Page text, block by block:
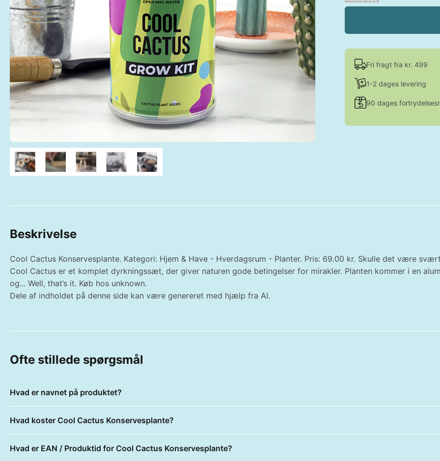
Fri fragt fra kr. 499
1-2 dages levering
90 dages
Beskrivelse
Cool Cactus Konservesplante. Kategori: Hjem & Have - Hverdagsrum - Planter. Pris: 69.00 kr. Skulle det være
Cool Cactus er et komplet dyrkningssæt, der giver naturen gode betingelser for mirakler. Planten kommer i en
og... Well, that’s it. Køb hos unknown.
Dele af indholdet på denne side kan være genereret med hjælp fra AI.
Ofte stillede spørgsmål
Hvad er navnet på produktet?
Hvad koster Cool Cactus Konservesplante?
Hvad er EAN / Produktid for Cool Cactus Konservesplante?